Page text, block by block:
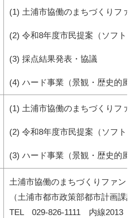
(1) 土浦市協働のまちづくりファ
(2) 令和8年度市民提案（ソフト
(3) 採点結果発表・協議
(4) ハード事業（景観・歴史的風
(1) 土浦市協働のまちづくりファ
(2)令和8年度市民提案（ソフト
(3)ハード事業（景観・歴史的風
土浦市協働のまちづくりファン
（土浦市都市政策部都市計画課
TEL 029-826-1111 内線2013